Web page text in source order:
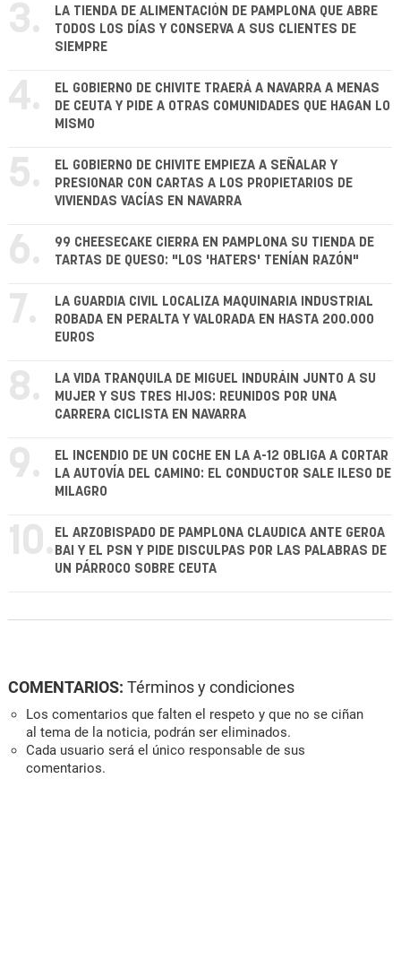
3.
LA TIENDA DE ALIMENTACIÓN DE PAMPLONA QUE ABRE
TODOS LOS DÍAS Y CONSERVA A SUS CLIENTES DE
SIEMPRE
4.
EL GOBIERNO DE CHIVITE TRAERÁ A NAVARRA A MENAS
DE CEUTA Y PIDE A OTRAS COMUNIDADES QUE HAGAN LO
MISMO
5.
EL GOBIERNO DE CHIVITE EMPIEZA A SEÑALAR Y
PRESIONAR CON CARTAS A LOS PROPIETARIOS DE
VIVIENDAS VACÍAS EN NAVARRA
6.
99 CHEESECAKE CIERRA EN PAMPLONA SU TIENDA DE
TARTAS DE QUESO: "LOS 'HATERS' TENÍAN RAZÓN"
7.
LA GUARDIA CIVIL LOCALIZA MAQUINARIA INDUSTRIAL
ROBADA EN PERALTA Y VALORADA EN HASTA 200.000
EUROS
8.
LA VIDA TRANQUILA DE MIGUEL INDURÁIN JUNTO A SU
MUJER Y SUS TRES HIJOS: REUNIDOS POR UNA
CARRERA CICLISTA EN NAVARRA
9.
EL INCENDIO DE UN COCHE EN LA A-12 OBLIGA A CORTAR
LA AUTOVÍA DEL CAMINO: EL CONDUCTOR SALE ILESO DE
MILAGRO
10. EL ARZOBISPADO DE PAMPLONA CLAUDICA ANTE GEROA
BAI Y EL PSN Y PIDE DISCULPAS POR LAS PALABRAS DE
UN PÁRROCO SOBRE CEUTA
COMENTARIOS: Términos y condiciones
Los comentarios que falten el respeto y que no se ciñan
al tema de la noticia, podrán ser eliminados.
Cada usuario será el único responsable de sus
comentarios.